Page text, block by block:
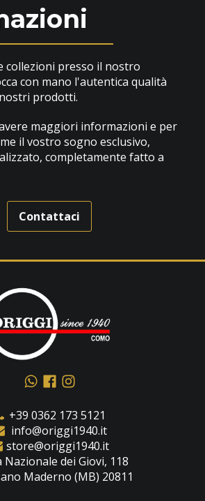
collezioni presso il nostro
con mano l'autentica qualità
prodotti.
maggiori informazioni e per
il vostro sogno esclusivo,
completamente fatto a
Contattaci
+39 0362 173 5121
info@origgi1940.it
store@origgi1940.it
Nazionale dei Giovi, 118
Maderno (MB) 20811